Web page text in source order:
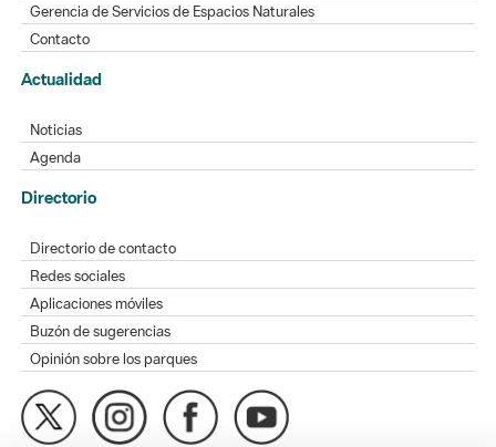
Gerencia de Servicios de Espacios Naturales
Contacto
Actualidad
Noticias
Agenda
Directorio
Directorio de contacto
Redes sociales
Aplicaciones móviles
Buzón de sugerencias
Opinión sobre los parques